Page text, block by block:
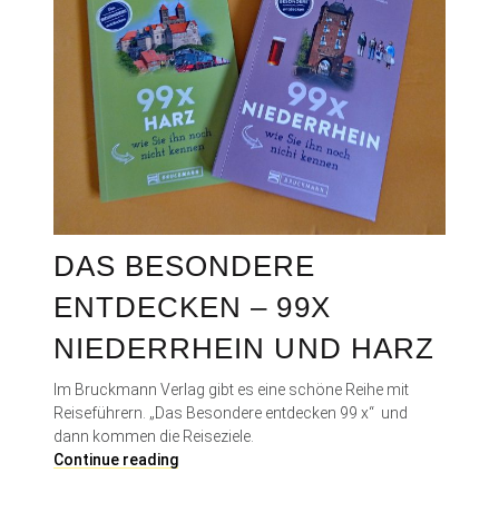
DAS BESONDERE
ENTDECKEN – 99X
NIEDERRHEIN UND HARZ
Im Bruckmann Verlag gibt es eine schöne Reihe mit
Reiseführern. „Das Besondere entdecken 99 x“ und
dann kommen die Reiseziele.
Continue readingD